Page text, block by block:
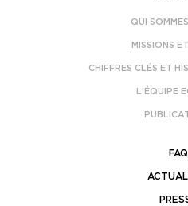
QUI
MISSIONS
CHIFFRES CLÉS ET
L’ÉQUIPE
FAQ